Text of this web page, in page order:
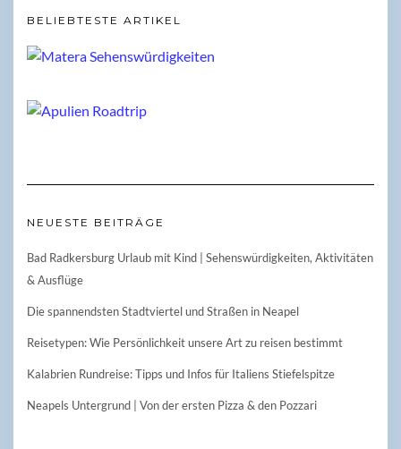
BELIEBTESTE ARTIKEL
NEUESTE BEITRÄGE
Bad Radkersburg Urlaub mit Kind | Sehenswürdigkeiten, Aktivitäten
& Ausflüge
Die spannendsten Stadtviertel und Straßen in Neapel
Reisetypen: Wie Persönlichkeit unsere Art zu reisen bestimmt
Kalabrien Rundreise: Tipps und Infos für Italiens Stiefelspitze
Neapels Untergrund | Von der ersten Pizza & den Pozzari